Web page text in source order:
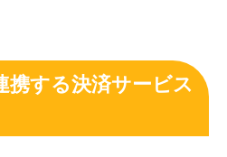
携する決済サービス